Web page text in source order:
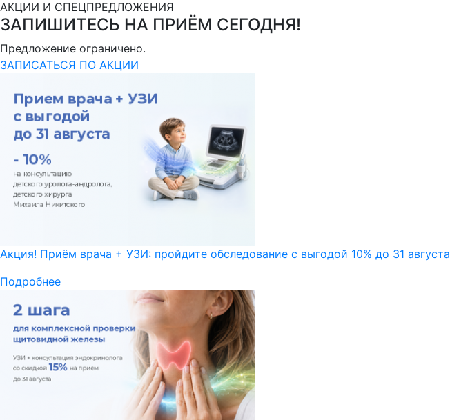
АКЦИИ И СПЕЦПРЕДЛОЖЕНИЯ
ЗАПИШИТЕСЬ НА ПРИЁМ СЕГОДНЯ!
Предложение ограничено.
ЗАПИСАТЬСЯ ПО АКЦИИ
Акция! Приём врача + УЗИ: пройдите обследование с выгодой 10% до 31 августа
Подробнее